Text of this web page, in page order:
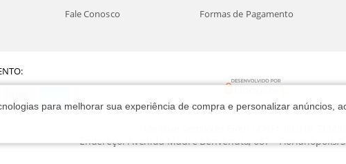
para melhorar sua experiência de compra e personalizar anúncios,
Fale Conosco
Formas de Pagamento
Endereço: Avenida Madre Benvenuta, 687 - Florianópolis/